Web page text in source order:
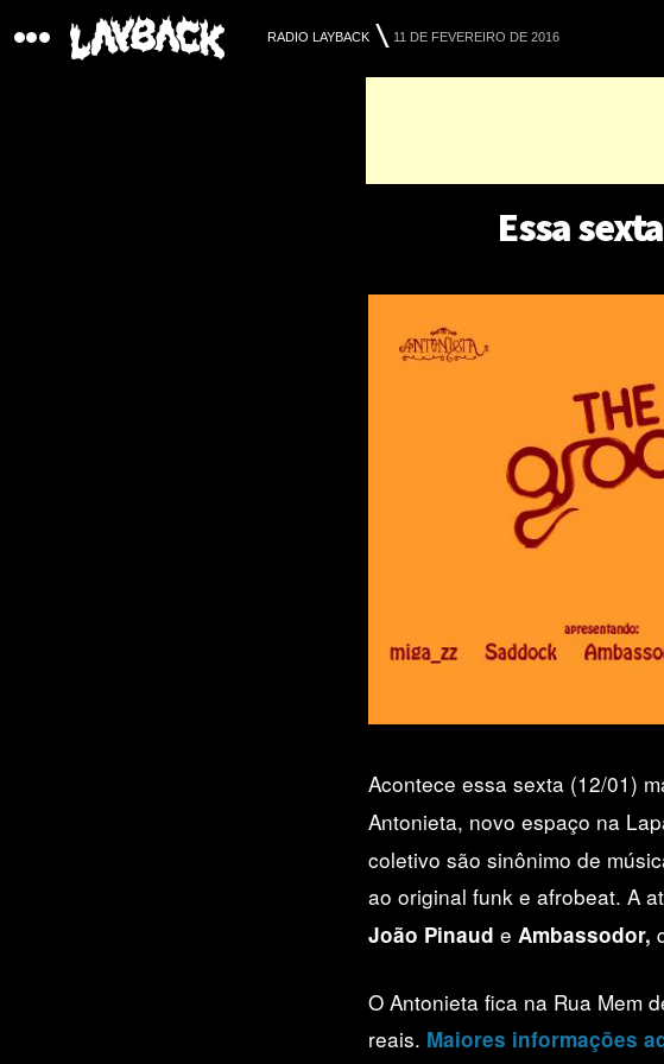
Essa
Acontece essa sexta (12/01)
Antonieta, novo espaço na
coletivo são sinônimo de
ao original funk e afrobeat. A
João Pinaud e Ambassodor,
O Antonieta fica na Rua Mem
reais. Maiores informações
RADIO LAYBACK 11 DE FEVEREIRO DE 2016